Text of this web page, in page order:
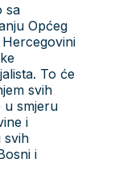
sa
Općeg
To će
svih
u smjeru
i
svih
i